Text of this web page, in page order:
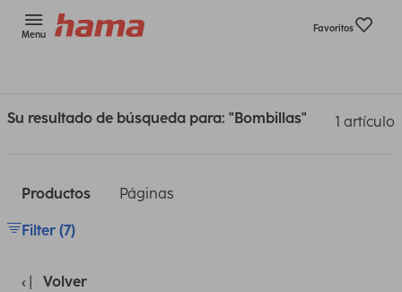
Menu
Favoritos
Su resultado de búsqueda para: "Bombillas" 1 artículo
Productos Páginas
Filter (7)
Volver